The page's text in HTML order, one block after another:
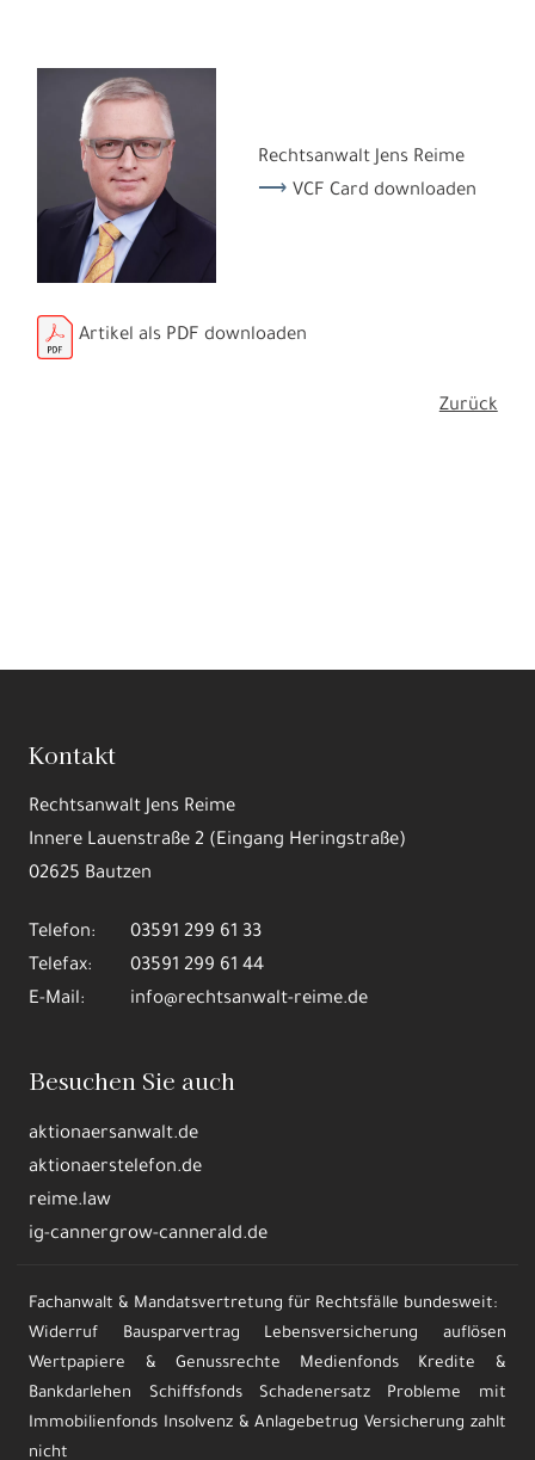
Kontakt
Rechtsanwalt Jens Reime
Telefon:
03591 299 61 33
E-Mail:
info@rechtsanwalt-reime.de
Besuchen Sie auch
aktionaersanwalt.de
aktionaerstelefon.de
ig-cannergrow-cannerald.de
Einwilligung, um den einwandfreien Betrieb dieser Webseite zu
gewährleisten.
Alle annehmen Details